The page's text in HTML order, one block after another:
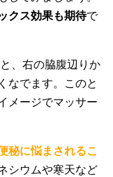
クス効果も期待で
、右の脇腹辺りか
なでます。このと
メージでマッサー
秘に悩まされるこ
シウムや寒天など